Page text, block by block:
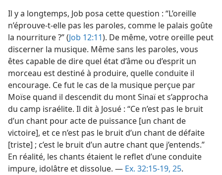
Il y a longtemps, Job posa cette question : “L’oreille
n’éprouve-​t-​elle pas les paroles, comme le palais goûte
la nourriture ?” (Job 12:11). De même, votre oreille peut
discerner la musique. Même sans les paroles, vous
êtes capable de dire quel état d’âme ou d’esprit un
morceau est destiné à produire, quelle conduite il
encourage. Ce fut le cas de la musique perçue par
Moïse quand il descendit du mont Sinaï et s’approcha
du camp israélite. Il dit à Josué : “Ce n’est pas le bruit
d’un chant pour acte de puissance [un chant de
victoire], et ce n’est pas le bruit d’un chant de défaite
[triste] ; c’est le bruit d’un autre chant que j’entends.”
En réalité, les chants étaient le reflet d’une conduite
impure, idolâtre et dissolue. — Ex. 32:15-19, 25.